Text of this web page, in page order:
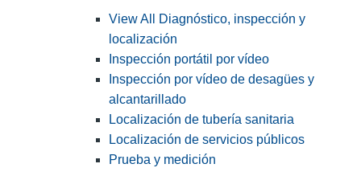
View All Diagnóstico, inspección y
localización
Inspección portátil por vídeo
Inspección por vídeo de desagües y
alcantarillado
Localización de tubería sanitaria
Localización de servicios públicos
Prueba y medición